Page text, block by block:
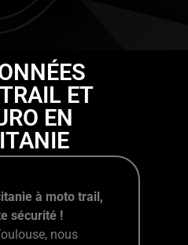
ET
EN
à moto trail,
sécurité !
nous